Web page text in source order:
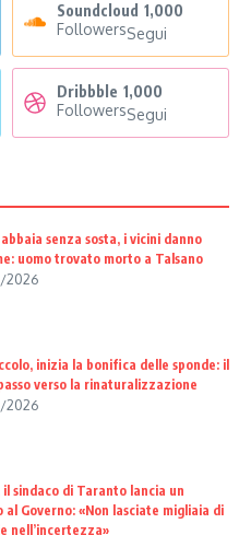
Soundcloud 1,000
FollowersSegui
Dribbble 1,000
FollowersSegui
senza sosta, i vicini danno
uomo trovato morto a Talsano
2026
inizia la bonifica delle sponde: il
verso la rinaturalizzazione
2026
il sindaco di Taranto lancia un
al Governo: «Non lasciate migliaia di
nell’incertezza»